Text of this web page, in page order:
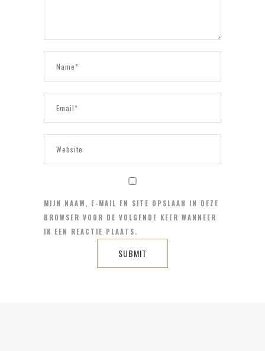
MIJN NAAM, E-MAIL EN SITE OPSLAAN IN DEZE
BROWSER VOOR DE VOLGENDE KEER WANNEER
IK EEN REACTIE PLAATS.